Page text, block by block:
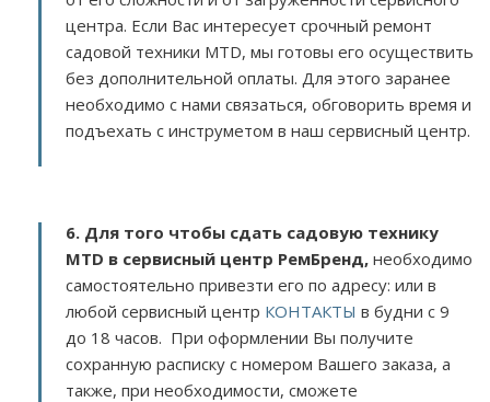
центра. Если Вас интересует срочный ремонт
садовой техники MTD, мы готовы его осуществить
без дополнительной оплаты. Для этого заранее
необходимо с нами связаться, обговорить время и
подъехать с инструметом в наш сервисный центр.
6. Для того чтобы сдать садовую технику
MTD в сервисный центр РемБренд, необходимо
самостоятельно привезти его по адресу: или в
любой сервисный центр КОНТАКТЫ в будни с 9
до 18 часов. При оформлении Вы получите
сохранную расписку с номером Вашего заказа, а
также, при необходимости, сможете